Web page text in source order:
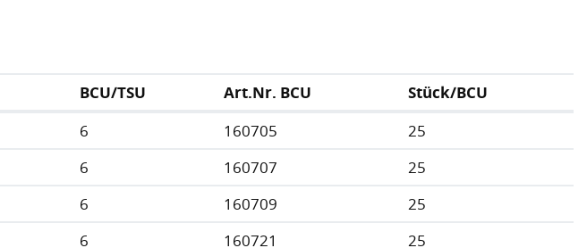
BCU/TSU Art.Nr. BCU
Stück/BCU
6 160705
25
6 160707
25
6 160709
25
6 160721 25